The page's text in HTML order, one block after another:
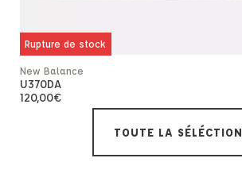
Rupture de stock
New Balance
U370DA
120,00€
TOUTE LA SÉLÉCTION